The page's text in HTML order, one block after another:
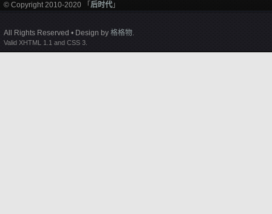
© Copyright 2010-2020 「 后时代 」
All Rights Reserved • Design by 格格物.
Valid XHTML 1.1 and CSS 3.